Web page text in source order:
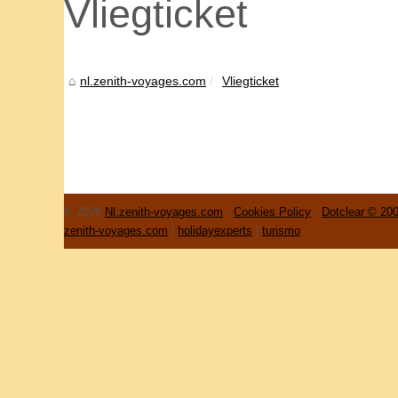
Vliegticket
nl.zenith-voyages.com Vliegticket
© 2026 Nl.zenith-voyages.com - Cookies Policy - Dotclear ©
zenith-voyages.com
holidayexperts turismo